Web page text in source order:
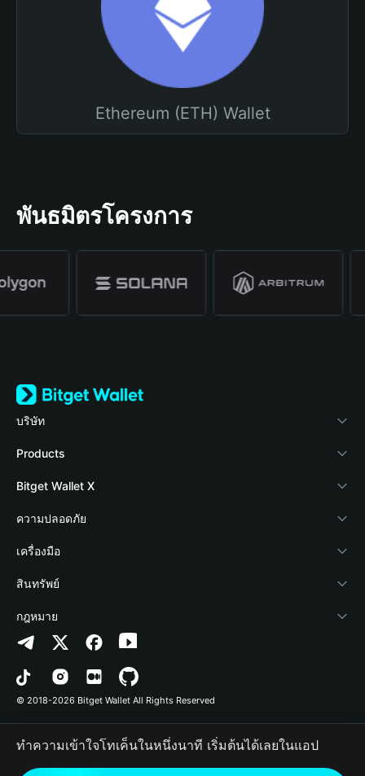
Ethereum (ETH) Wallet
พันธมิตรโครงการ
บริษัท
เกี่ยวกับ Bitget Wallet
Blog
Academy
ข่าวสารด้านคริปโต
ศูนย์ช่วยเหลือ
ติดต่อเรา
ทรัพยากรข้อมูลของแบรนด์
อาชีพ
Products
Crypto Card
Stablecoin Earn
Payfi Crypto
Crypto Swap API
Altcoin Season Index
Prediction Markets
DApp
RWA
Bitget Wallet X
นักพัฒนา
เชื่อมต่อ Wallet
Bitget Wallet Pay
ลิสต์โปรเจกต์
ความปลอดภัย
Protection Fund
เทคโนโลยีความปลอดภัย
เครื่องมือ
ซื้อคริปโต
การตรวจจับการอนุญาต
การตรวจจับสัญญา
การโอนเป็นชุด
สินทรัพย์
Arbitrum
Avalanche
Bitcoin
Polygon
กฎหมาย
นโยบายความเป็นส่วนตัว
ข้อตกลงในการใช้บริการ
© 2018-2026 Bitget Wallet All Rights Reserved
ทำความเข้าใจโทเค็นในหนึ่งนาที เริ่มต้นได้เลยในแอป